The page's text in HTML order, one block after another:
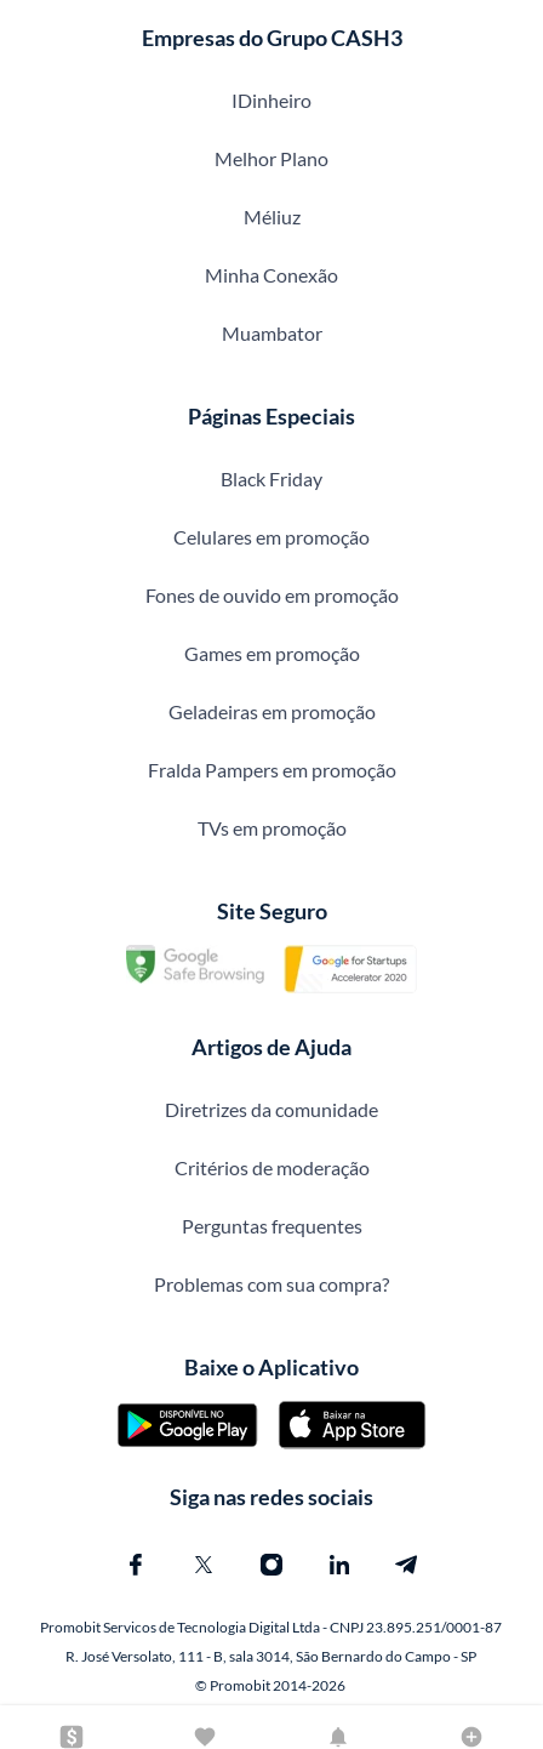
Empresas do Grupo CASH3
IDinheiro
Melhor Plano
Méliuz
Minha Conexão
Muambator
Páginas Especiais
Black Friday
Celulares em promoção
Fones de ouvido em promoção
Games em promoção
Geladeiras em promoção
Fralda Pampers em promoção
TVs em promoção
Site Seguro
Artigos de Ajuda
Diretrizes da comunidade
Critérios de moderação
Perguntas frequentes
Problemas com sua compra?
Baixe o Aplicativo
Siga nas redes sociais
Promobit Servicos de Tecnologia Digital Ltda - CNPJ 23.895.251/0001-87
R. José Versolato, 111 - B, sala 3014, São Bernardo do Campo - SP
© Promobit 2014-2026